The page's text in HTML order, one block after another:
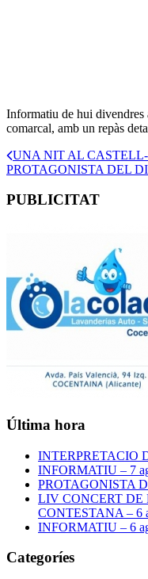
Informatiu de hui divendres
comarcal, amb un repàs
UNA NIT AL CASTELL-
PROTAGONISTA DEL
PUBLICITAT
Última hora
INTERPRETACIO
INFORMATIU – 7
PROTAGONISTA
LIV CONCERT DE
CONTESTANA – 6
INFORMATIU – 6
Categoríes